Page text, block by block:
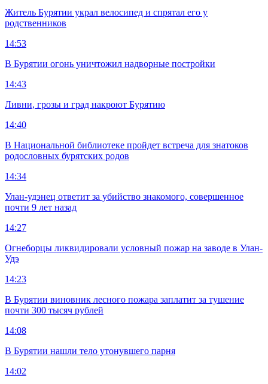
Житель Бурятии украл велосипед и спрятал его у
родственников
14:53
В Бурятии огонь уничтожил надворные постройки
14:43
Ливни, грозы и град накроют Бурятию
14:40
В Национальной библиотеке пройдет встреча для знатоков
родословных бурятских родов
14:34
Улан-удэнец ответит за убийство знакомого, совершенное
почти 9 лет назад
14:27
Огнеборцы ликвидировали условный пожар на заводе в Улан-
Удэ
14:23
В Бурятии виновник лесного пожара заплатит за тушение
почти 300 тысяч рублей
14:08
В Бурятии нашли тело утонувшего парня
14:02